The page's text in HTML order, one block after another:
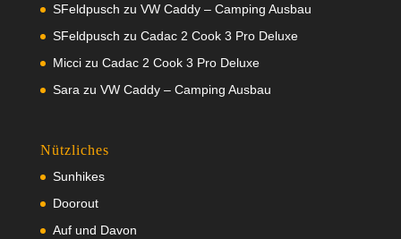
SFeldpusch zu VW Caddy – Camping Ausbau
SFeldpusch zu Cadac 2 Cook 3 Pro Deluxe
Miccizu Cadac 2 Cook 3 Pro Deluxe
Sara zu VW Caddy – Camping Ausbau
Nützliches
Sunhikes
Doorout
Auf und Davon